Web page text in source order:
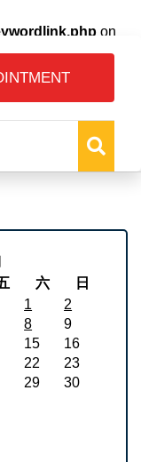
on
六
日
1
2
8
9
15
16
22
23
29
30